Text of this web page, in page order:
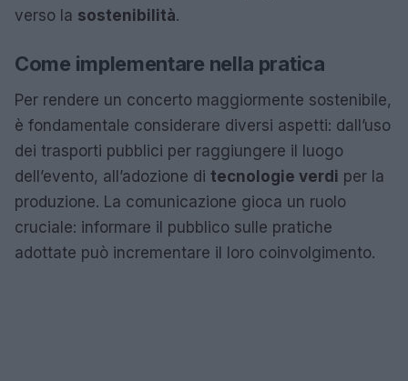
verso la sostenibilità.
Come implementare nella pratica
Per rendere un concerto maggiormente sostenibile,
è fondamentale considerare diversi aspetti: dall’uso
dei trasporti pubblici per raggiungere il luogo
dell’evento, all’adozione di tecnologie verdi per la
produzione. La comunicazione gioca un ruolo
cruciale: informare il pubblico sulle pratiche
adottate può incrementare il loro coinvolgimento.